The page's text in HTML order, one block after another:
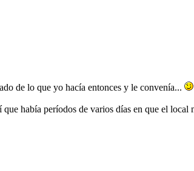
de lo que yo hacía entonces y le convenía...
había períodos de varios días en que el